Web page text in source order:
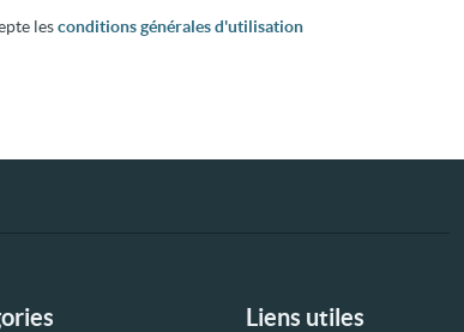
lesconditions générales d'utilisation
Liens utiles